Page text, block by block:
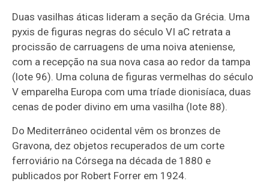
Duas vasilhas áticas lideram a seção da Grécia. Uma
pyxis de figuras negras do século VI aC retrata a
procissão de carruagens de uma noiva ateniense,
com a recepção na sua nova casa ao redor da tampa
(lote 96). Uma coluna de figuras vermelhas do século
V emparelha Europa com uma tríade dionisíaca, duas
cenas de poder divino em uma vasilha (lote 88).
Do Mediterrâneo ocidental vêm os bronzes de
Gravona, dez objetos recuperados de um corte
ferroviário na Córsega na década de 1880 e
publicados por Robert Forrer em 1924.